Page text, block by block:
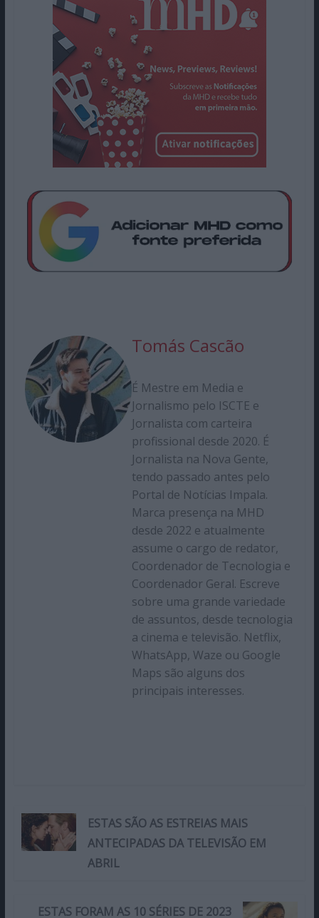
Tomás Cascão
É Mestre em Media e
Jornalismo pelo ISCTE e
Jornalista com carteira
profissional desde 2020. É
Jornalista na Nova Gente,
tendo passado antes pelo
Portal de Notícias Impala.
Marca presença na MHD
desde 2022 e atualmente
assume o cargo de redator,
Coordenador de Tecnologia e
Coordenador Geral. Escreve
sobre uma grande variedade
de assuntos, desde tecnologia
a cinema e televisão. Netflix,
WhatsApp, Waze ou Google
Maps são alguns dos
principais interesses.
ESTAS SÃO AS ESTREIAS MAIS
ANTECIPADAS DA TELEVISÃO EM
ABRIL
ESTAS FORAM AS 10 SÉRIES DE 2023